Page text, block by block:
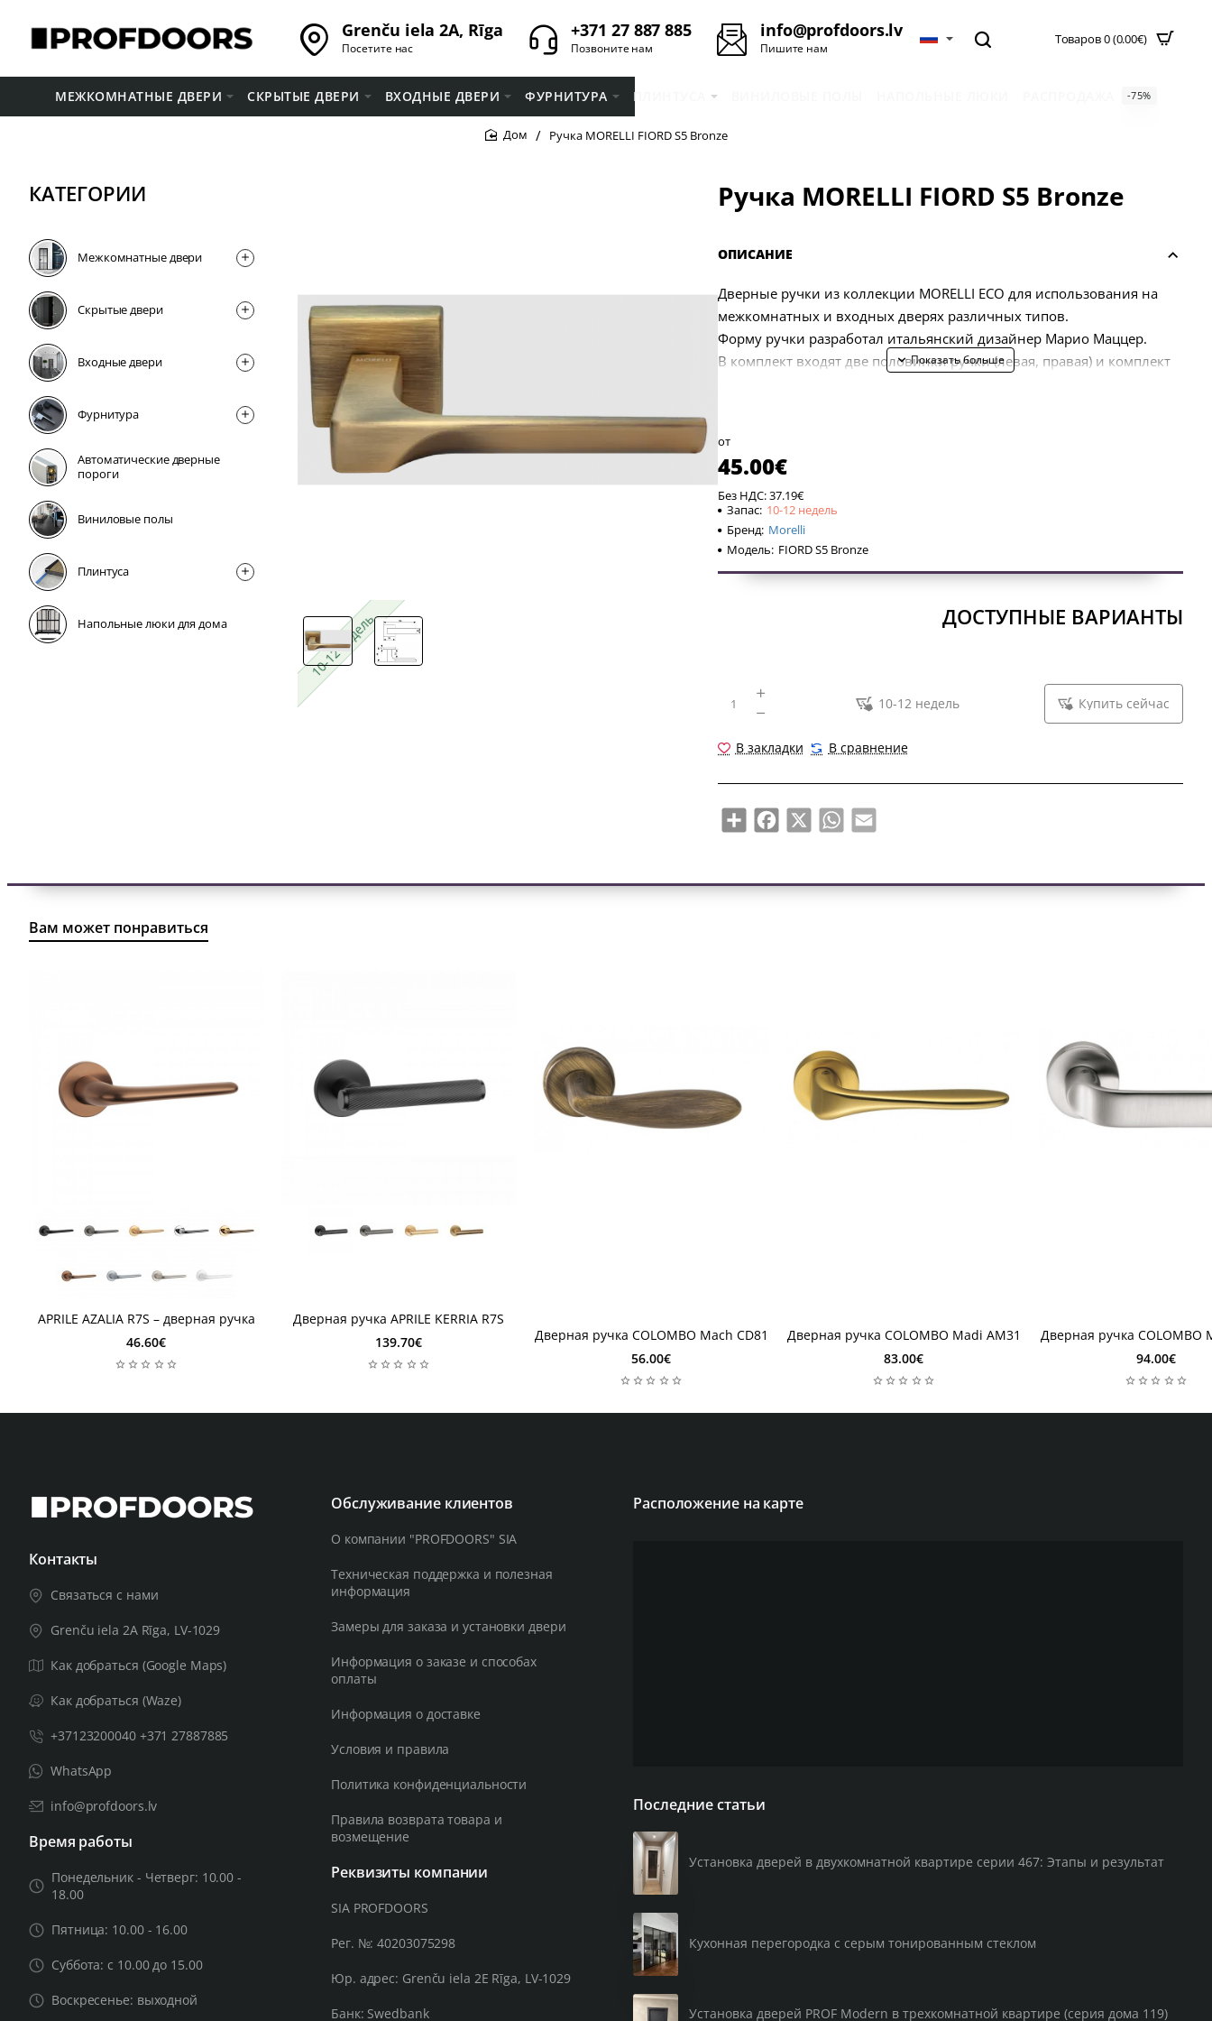
Grenču iela 2A, Rīga
Посетите нас
+371 27 887 885
Позвоните нам
info@profdoors.lv
Пишите нам
Товаров 0 (0.00€)
МЕЖКОМНАТНЫЕ ДВЕРИ СКРЫТЫЕ ДВЕРИ ВХОДНЫЕ ДВЕРИ ФУРНИТУРА ПЛИНТУСA -75%
Ручка MORELLI FIORD S5 Bronze
КАТЕГОРИИ
Межкомнатные двери
Скрытые двери
Входные двери
Фурнитура
Автоматические дверные
пороги
Виниловые полы
Плинтусa
Напольные люки для дома 10-12 недель
10-12 недель
Ручка MORELLI FIORD S5 Bronze
ОПИСАНИЕ
Дверные ручки из коллекции MORELLI ECO для использования на
межкомнатных и входных дверях различных типов.
Форму ручки разработал итальянский дизайнер Марио Маццер.
В комплект входят две половинки ручки (левая, правая) и комплект
от
45.00€
Без НДС: 37.19€
Запас: 10-12 недель
Бренд: Morelli
Модель: FIORD S5 Bronze
ДОСТУПНЫЕ ВАРИАНТЫ
10-12 недель Купить сейчас
В закладки В сравнение
ShareFacebook
X WhatsApp
Email
Вам может понравиться
2-3 дня
2-3 дня
APRILE AZALIA R7S – дверная ручка
46.60€
1 неделя
1 неделя
Дверная ручка APRILE KERRIA R7S
139.70€
Дверная ручка COLOMBO Mach CD81
56.00€
Дверная ручка COLOMBO Madi AM31
83.00€
Дверная ручка COLOMBO
94.00€
Контакты
Связаться с нами
Grenču iela 2A Rīga, LV-1029
Как добраться (Google Maps)
Как добраться (Waze)
+37123200040 +371 27887885
WhatsApp
info@profdoors.lv
Время работы
Понедельник - Четверг: 10.00 -
18.00
Пятница: 10.00 - 16.00
Суббота: с 10.00 до 15.00
Воскресенье: выходной
Обслуживание клиентов
О компании "PROFDOORS" SIA
Техническая поддержка и полезная
информация
Замеры для заказа и установки двери
Информация о заказе и способах
оплаты
Информация о доставке
Условия и правила
Политика конфиденциальности
Правила возврата товара и
возмещение
Реквизиты компании
SIA PROFDOORS
Рег. №: 40203075298
Юр. адрес: Grenču iela 2E Rīga, LV-1029
Банк: Swedbank
Расположение на карте
Последние статьи
Установка дверей в двухкомнатной квартире серии 467: Этапы и результат
Кухонная перегородка с серым тонированным стеклом
Установка дверей PROF Modern в трехкомнатной квартире (серия дома 119)